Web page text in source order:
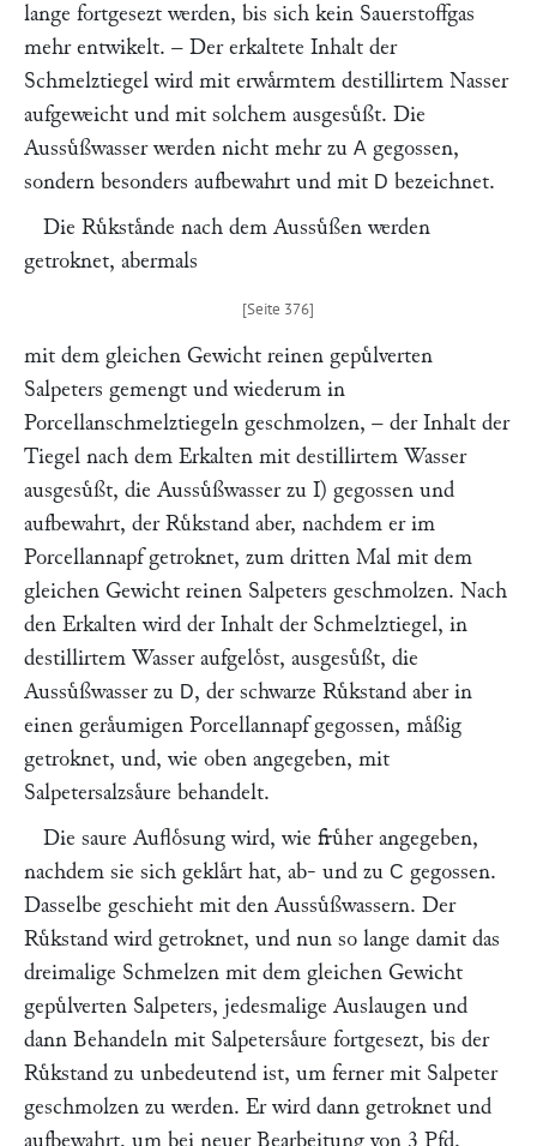
lange fortgesezt werden, bis sich kein Sauerstoffgas
mehr entwikelt. – Der erkaltete Inhalt der
Schmelztiegel wird mit erwaͤrmtem destillirtem Nasser
aufgeweicht und mit solchem ausgesuͤßt. Die
Aussuͤßwasser werden nicht mehr zu A gegossen,
sondern besonders aufbewahrt und mit D bezeichnet.
Die Ruͤkstaͤnde nach dem Aussuͤßen werden
getroknet, abermals
mit dem gleichen Gewicht reinen gepuͤlverten
Salpeters gemengt und wiederum in
Porcellanschmelztiegeln geschmolzen, – der Inhalt der
Tiegel nach dem Erkalten mit destillirtem Wasser
ausgesuͤßt, die Aussuͤßwasser zu I) gegossen und
aufbewahrt, der Ruͤkstand aber, nachdem er im
Porcellannapf getroknet, zum dritten Mal mit dem
gleichen Gewicht reinen Salpeters geschmolzen. Nach
den Erkalten wird der Inhalt der Schmelztiegel, in
destillirtem Wasser aufgeloͤst, ausgesuͤßt, die
Aussuͤßwasser zu D, der schwarze Ruͤkstand aber in
einen geraͤumigen Porcellannapf gegossen, maͤßig
getroknet, und, wie oben angegeben, mit
Salpetersalzsaͤure behandelt.
Die saure Aufloͤsung wird, wie fruͤher angegeben,
nachdem sie sich geklaͤrt hat, ab- und zu C gegossen.
Dasselbe geschieht mit den Aussuͤßwassern. Der
Ruͤkstand wird getroknet, und nun so lange damit das
dreimalige Schmelzen mit dem gleichen Gewicht
gepuͤlverten Salpeters, jedesmalige Auslaugen und
dann Behandeln mit Salpetersaͤure fortgesezt, bis der
Ruͤkstand zu unbedeutend ist, um ferner mit Salpeter
geschmolzen zu werden. Er wird dann getroknet und
aufbewahrt, um bei neuer Bearbeitung von 3 Pfd.